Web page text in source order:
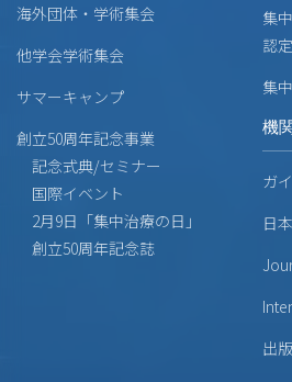
海外団体・学術集会
他学会学術集会
サマーキャンプ
創立50周年記念事業
記念式典/セミナー
国際イベント
2月9日「集中治療の日」
創立50周年記念誌
集
認
集
機
ガ
日
出